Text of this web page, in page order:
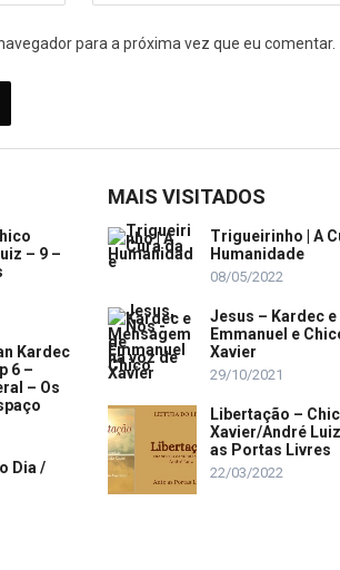
para a próxima vez que eu comentar.
– 9 –
Kardec
6 –
– Os
Dia /
MAIS VISITADOS
Trigueirinho | A
Humanidade
08/05/2022
Jesus – Kardec e
Emmanuel e
Xavier
29/10/2021
Libertação –
Xavier/André
as Portas Livres
22/03/2022